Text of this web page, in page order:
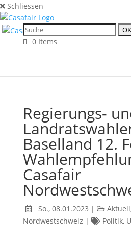
Schliessen
0 Items
Regierungs-
Baselland 12.
Casafair
So., 08.01.2023 | Aktuell
Nordwestschweiz | Politik,